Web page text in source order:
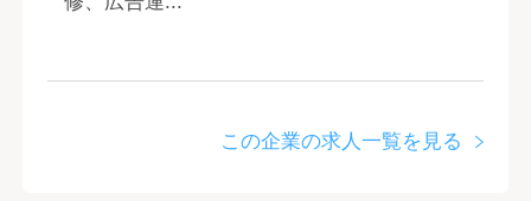
この企業の求人一覧を見る